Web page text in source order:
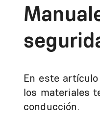
En este
los materiales
conducción.